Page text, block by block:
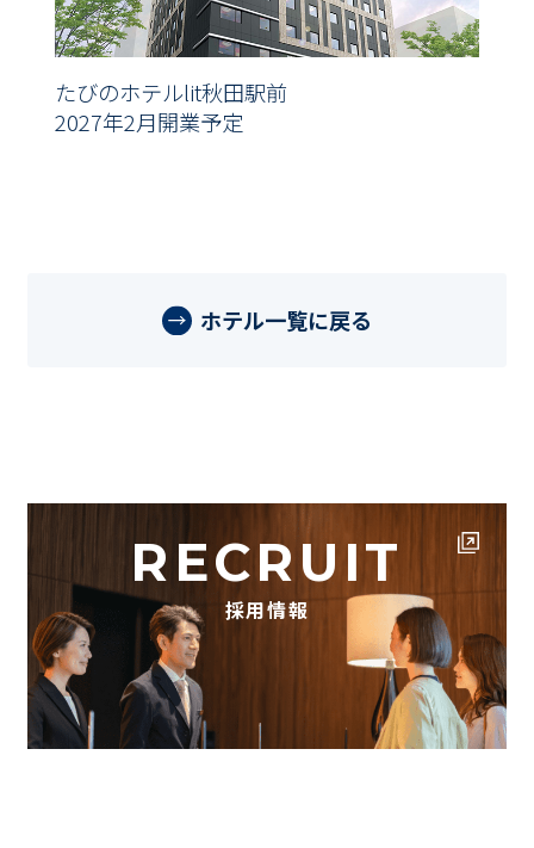
たびのホテルlit秋田駅前
2027年2月開業予定
ホテル一覧に戻る
RECRUIT
採用情報